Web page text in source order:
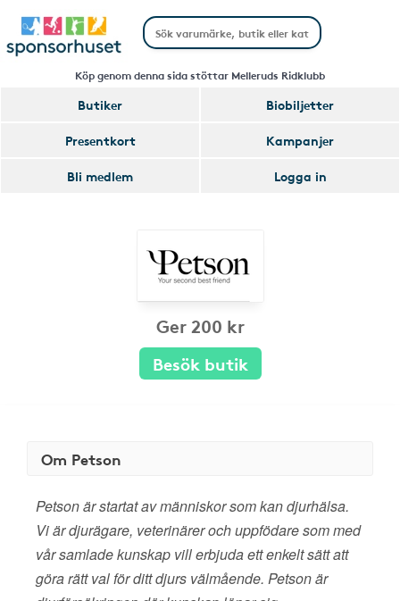
Köp genom denna sida stöttar Melleruds Ridklubb
Butiker
Biobiljetter
Presentkort
Kampanjer
Bli medlem
Logga in
Ger 200 kr
Besök butik
Om Petson
Petson är startat av människor som kan djurhälsa.
Vi är djurägare, veterinärer och uppfödare som med
vår samlade kunskap vill erbjuda ett enkelt sätt att
göra rätt val för ditt djurs välmående. Petson är